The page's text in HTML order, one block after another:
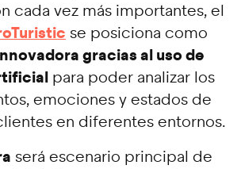
cada vez más importantes, el
se posiciona como
gracias al uso de
para poder analizar los
emociones y estados de
en diferentes entornos.
será escenario principal de